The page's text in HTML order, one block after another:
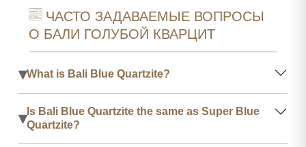
ЧАСТО ЗАДАВАЕМЫЕ ВОПРОСЫ
О БАЛИ ГОЛУБОЙ КВАРЦИТ
▾What is Bali Blue Quartzite?
▾ Is Bali Blue Quartzite the same as Super Blue
Quartzite?